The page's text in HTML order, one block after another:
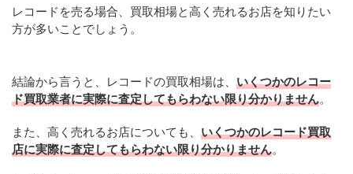
レコードを売る場合、買取相場と高く売れるお店を知りたい
方が多いことでしょう。
結論から言うと、レコードの買取相場は、 いくつかのレコー
ド買取業者に実際に査定してもらわない限り分かりません。
また、高く売れるお店についても、 いくつかのレコード買取
店に実際に査定してもらわない限り分かりません。